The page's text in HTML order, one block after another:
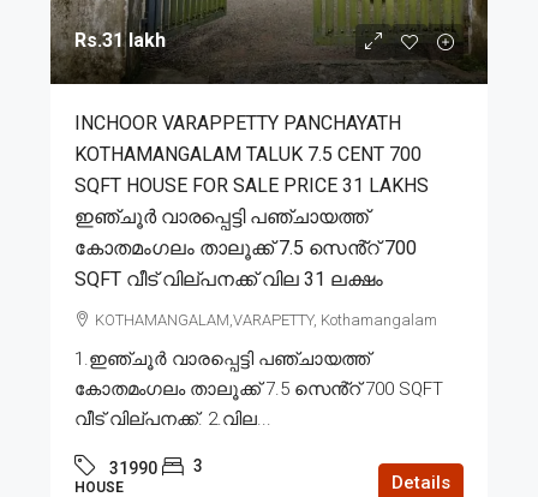
Rs.31 lakh
INCHOOR VARAPPETTY PANCHAYATH
KOTHAMANGALAM TALUK 7.5 CENT 700
SQFT HOUSE FOR SALE PRICE 31 LAKHS
ഇഞ്ചൂർ വാരപ്പെട്ടി പഞ്ചായത്ത്
കോതമംഗലം താലൂക്ക് 7.5 സെൻ്റ് 700
SQFT വീട് വില്പനക്ക് വില 31 ലക്ഷം
KOTHAMANGALAM,VARAPETTY, Kothamangalam
1.ഇഞ്ചൂർ വാരപ്പെട്ടി പഞ്ചായത്ത്
കോതമംഗലം താലൂക്ക് 7.5 സെൻ്റ് 700 SQFT
വീട് വില്പനക്ക്. 2.വില...
31990 3
HOUSE Details